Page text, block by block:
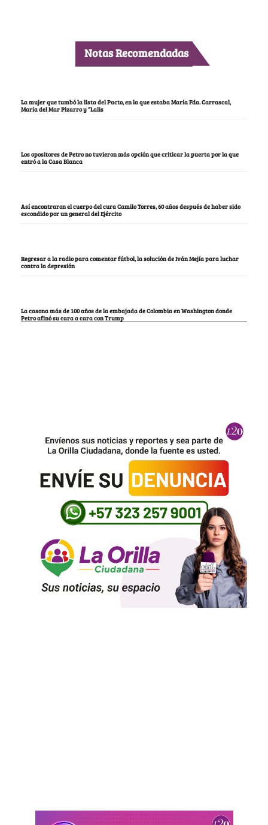
Notas Recomendadas
La mujer que tumbó la lista del Pacto, en la que estaba María Fda. Carrascal,
María del Mar Pizarro y “Lalis
Los opositores de Petro no tuvieron más opción que criticar la puerta por la que
entró a la Casa Blanca
Así encontraron el cuerpo del cura Camilo Torres, 60 años después de haber sido
escondido por un general del Ejército
Regresar a la radio para comentar fútbol, la solución de Iván Mejía para luchar
contra la depresión
La casona más de 100 años de la embajada de Colombia en Washington donde
Petro afinó su cara a cara con Trump